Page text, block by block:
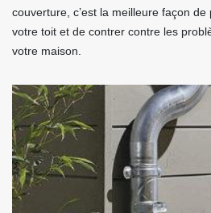
couverture, c’est la meilleure façon de
votre toit et de contrer contre les
votre maison.